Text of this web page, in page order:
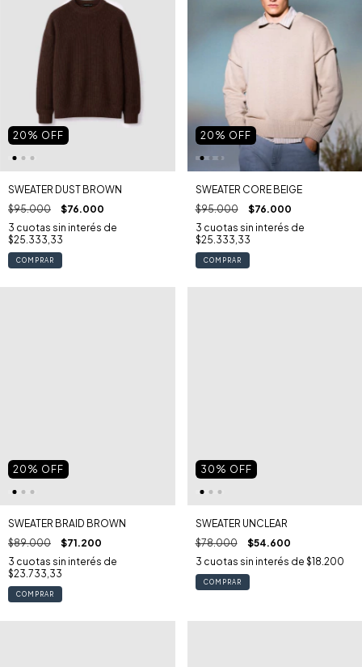
20 % OFF
SWEATER DUST BROWN
$95.000
$76.000
3 cuotas sin interés de
$25.333,33
COMPRAR
20 % OFF
SWEATER CORE BEIGE
$95.000
$76.000
3 cuotas sin interés de
$25.333,33
COMPRAR
20 % OFF
SWEATER BRAID BROWN
$89.000
$71.200
3 cuotas sin interés de
$23.733,33
COMPRAR
30 % OFF
SWEATER UNCLEAR
$78.000
$54.600
3 cuotas sin interés de $18.200
COMPRAR